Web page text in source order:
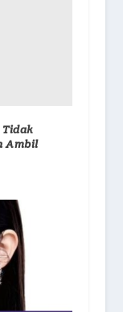
Tidak
Ambil